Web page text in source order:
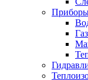
Приборы